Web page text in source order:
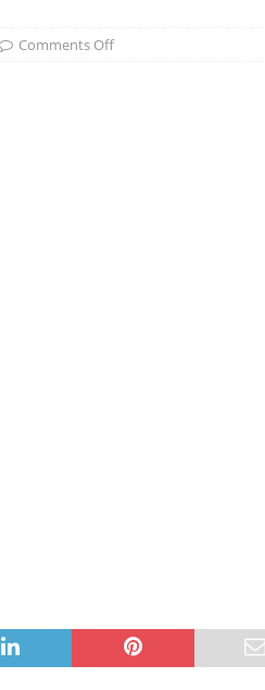
Comments Off